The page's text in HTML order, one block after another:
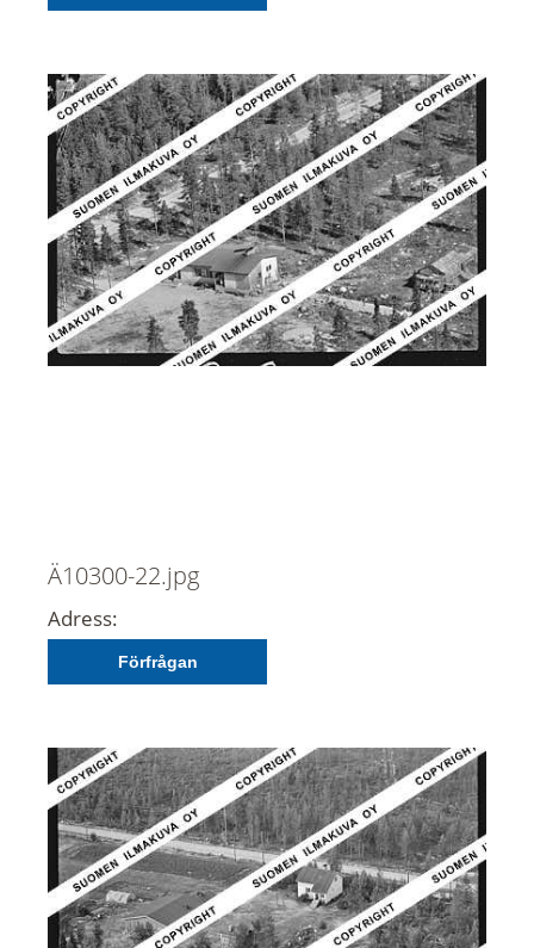
Ä10300-22.jpg
Adress:
Förfrågan